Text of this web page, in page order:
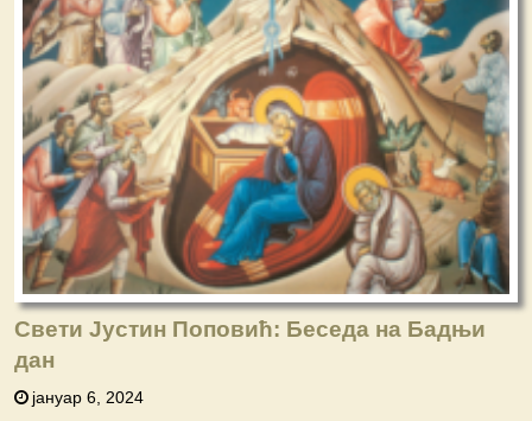
Свети Јустин Поповић: Беседа на Бадњи
дан
јануар 6, 2024